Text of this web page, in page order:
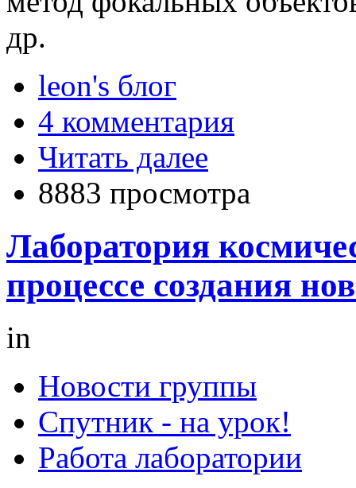
др.
leon's блог
4 комментария
Читать далее
8883 просмотра
Лаборатория
процессе создания
in
Новости группы
Спутник - на урок!
Работа лаборатории